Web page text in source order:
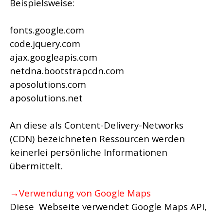
Beispielsweise:
fonts.google.com
code.jquery.com
ajax.googleapis.com
netdna.bootstrapcdn.com
aposolutions.com
aposolutions.net
An diese als Content-Delivery-Networks
(CDN) bezeichneten Ressourcen werden
keinerlei persönliche Informationen
übermittelt.
→Verwendung von Google Maps
Diese Webseite verwendet Google Maps API,